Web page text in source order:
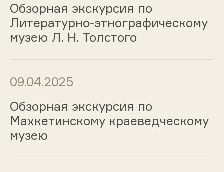
Обзорная экскурсия по
Литературно-этнографическому
музею Л. Н. Толстого
09.04.2025
Обзорная экскурсия по
Махкетинскому краеведческому
музею